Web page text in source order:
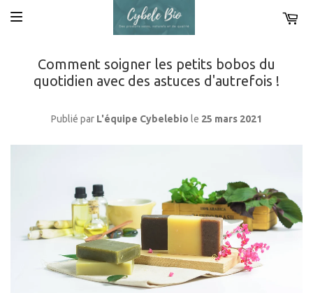
Comment soigner les petits bobos du
quotidien avec des astuces d'autrefois !
Publié par L'équipe Cybelebio le 25 mars 2021